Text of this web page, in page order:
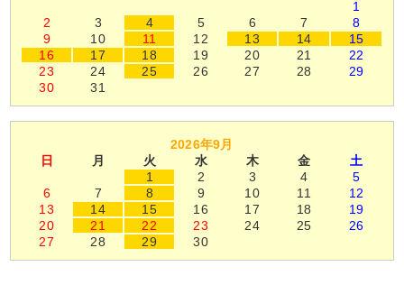
1
2
3 4 5 6 7
8
9
10 11 12 13 14
15
16
17 18 19 20 21
22
23
24 25 26 27 28
29
30
31
2026年9月
日
月 火 水 木 金
土
1
2 3 4
5
6
7 8 9 10 11
12
13
14 15 16 17 18
19
20
21 22 23 24 25
26
27
28 29 30